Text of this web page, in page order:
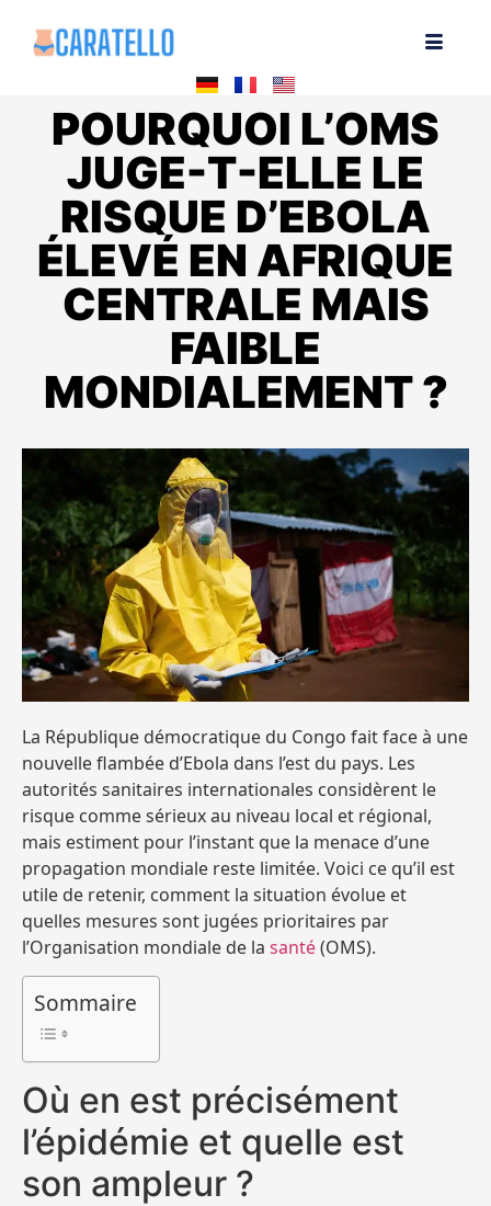
POURQUOI L’OMS
JUGE-T-ELLE LE
RISQUE D’EBOLA
ÉLEVÉ EN AFRIQUE
CENTRALE MAIS
FAIBLE
MONDIALEMENT ?
La République démocratique du Congo fait face à une
nouvelle flambée d’Ebola dans l’est du pays. Les
autorités sanitaires internationales considèrent le
risque comme sérieux au niveau local et régional,
mais estiment pour l’instant que la menace d’une
propagation mondiale reste limitée. Voici ce qu’il est
utile de retenir, comment la situation évolue et
quelles mesures sont jugées prioritaires par
l’Organisation mondiale de la santé(OMS).
Sommaire
Où en est précisément
l’épidémie et quelle est
son ampleur ?